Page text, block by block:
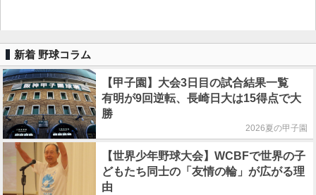
新着 野球コラム
【甲子園】大会3日目の試合結果一覧
有明が9回逆転、長崎日大は15得点で大
勝
2026夏の甲子園
【世界少年野球大会】WCBFで世界の子
どもたち同士の「友情の輪」が広がる理
由